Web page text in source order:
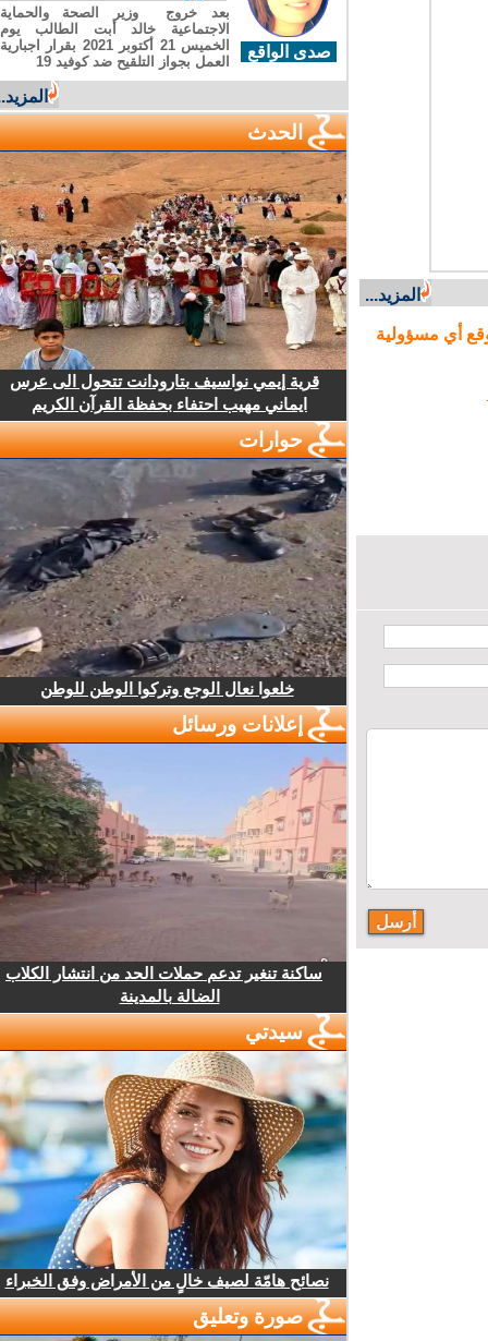
المزيد...
أي مسؤولية
صدى الواقع
بعد خروج وزير الصحة والحماية
الاجتماعية خالد أبت الطالب يوم
الخميس 21 أكتوبر 2021 بقرار اجبارية
العمل بجواز التلقيح ضد كوفيد 19
المزيد...
الحدث
قرية إيمي نواسيف بتارودانت تتحول الى عرس
ايماني مهيب احتفاء بحفظة القرآن الكريم
حوارات
خلعوا نعال الوجع وتركوا الوطن للوطن
إعلانات ورسائل
ساكنة تنغير تدعم حملات الحد من انتشار الكلاب
الضالة بالمدينة
سيدتي
نصائح هامّة لصيف خالٍ من الأمراض وفق الخبراء
صورة وتعليق